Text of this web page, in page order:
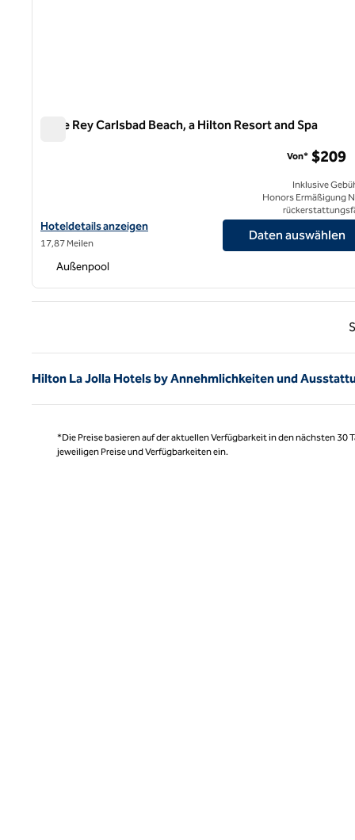
Cape Rey Carlsbad Beach, a Hilton Resort and Spa
Hoteldetails zum Cape Rey Carlsbad Beach anzeigen, einem
Hoteldetails anzeigen
17,87 Meilen
Von* $209
Inklusive
Honors Ermäßigung
Daten auswählen
Außenpool
Hilton La Jolla Hotels by Annehmlichkeiten und
*Die Preise basieren auf der aktuellen Verfügbarkeit in den nächsten
jeweiligen Preise und Verfügbarkeiten ein.